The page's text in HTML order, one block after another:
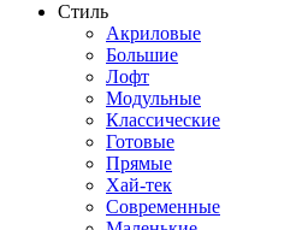
Стиль
Акриловые
Большие
Лофт
Модульные
Классические
Готовые
Прямые
Хай-тек
Современные